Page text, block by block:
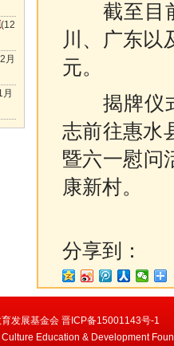
(12
月
截至目前,
川、广东以
元。
揭牌仪式
志前往惠水
暨六一慰问
康新村。
分享到：
发展基金会 晋ICP备15001143号-1
Education & Development